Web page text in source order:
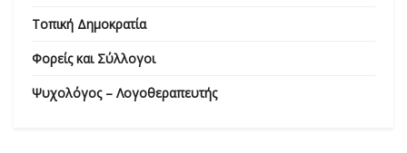
Τοπική Δημοκρατία
Φορείς και Σύλλογοι
Ψυχολόγος – Λογοθεραπευτής